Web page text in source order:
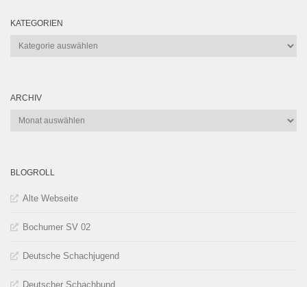
KATEGORIEN
Kategorien
ARCHIV
Archiv
BLOGROLL
Alte Webseite
Bochumer SV 02
Deutsche Schachjugend
Deutscher Schachbund